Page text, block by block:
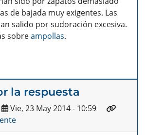
de bajada muy exigentes. Las
salido por sudoración excesiva.
sobreampollas.
la respuesta
Vie, 23 May 2014 - 10:59